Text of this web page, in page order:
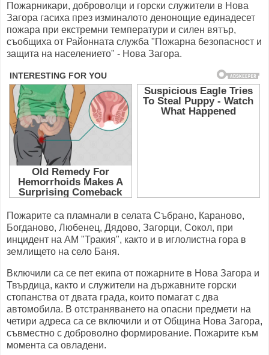
Пожарникари, доброволци и горски служители в Нова
Загора гасиха през изминалото денонощие единадесет
пожара при екстремни температури и силен вятър,
съобщиха от Районната служба "Пожарна безопасност и
защита на населението" - Нова Загора.
Пожарите са пламнали в селата Събрано, Караново,
Богданово, Любенец, Дядово, Загорци, Сокол, при
инцидент на АМ "Тракия", както и в иглолистна гора в
землището на село Баня.
Включили са се пет екипа от пожарните в Нова Загора и
Твърдица, както и служители на държавните горски
стопанства от двата града, които помагат с два
автомобила. В отстраняването на опасни предмети на
четири адреса са се включили и от Община Нова Загора,
съвместно с доброволно формирование. Пожарите към
момента са овладени.